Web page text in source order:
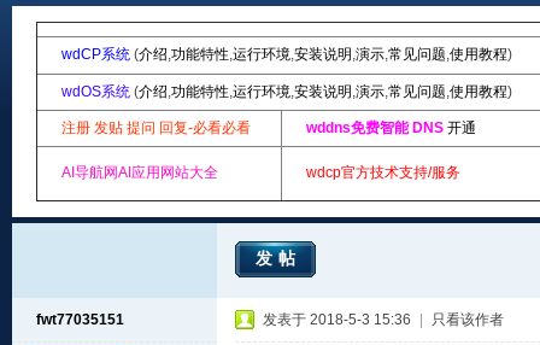
wdCP系统 (介绍,功能特性,运行环境,安装说明 ,演示,常见问题,使用教程)
wdOS系统 (介绍,功能特性,运行环境,安装说明 ,演示,常见问题,使用教程)
注册 发贴 提问 回复-必看必看 wddns免费智能 DNS 开通
AI导航网AI应用网站大全 wdcp官方技术支持/服务
发帖
fwt77035151 发表于 2018-5-3 15:36 只看该作者